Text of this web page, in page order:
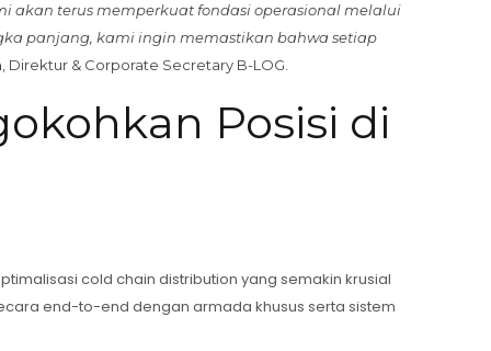
akan terus memperkuat fondasi operasional melalui
panjang, kami ingin memastikan bahwa setiap
, Direktur & Corporate Secretary B-LOG.
Posisi di
cold chain distribution yang semakin krusial
end-to-end dengan armada khusus serta sistem